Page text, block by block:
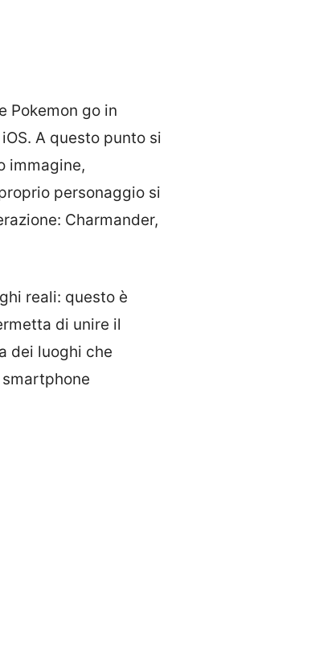
Pokemon go in
A questo punto si
immagine,
personaggio si
Charmander,
reali: questo è
di unire il
dei luoghi che